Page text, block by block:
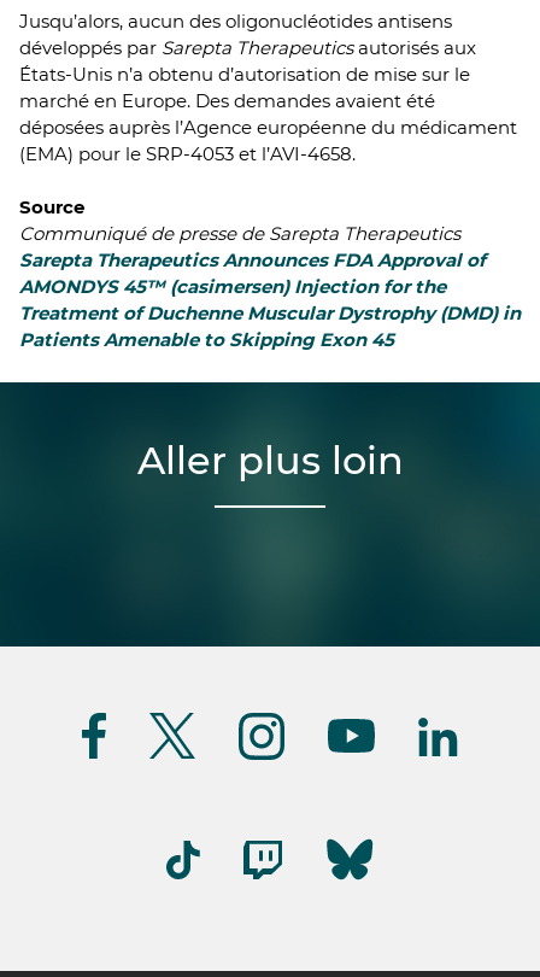
Jusqu’alors, aucun des oligonucléotides antisens
développés par Sarepta Therapeuticsautorisés aux
États-Unis n’a obtenu d’autorisation de mise sur le
marché en Europe. Des demandes avaient été
déposées auprès l’Agence européenne du médicament
(EMA) pour le SRP-4053 et l’AVI-4658.
Source
Communiqué de presse de Sarepta Therapeutics
Sarepta Therapeutics Announces FDA Approval of
AMONDYS 45™ (casimersen) Injection for the
Treatment of Duchenne Muscular Dystrophy (DMD) in
Patients Amenable to Skipping Exon 45
Aller plus loin